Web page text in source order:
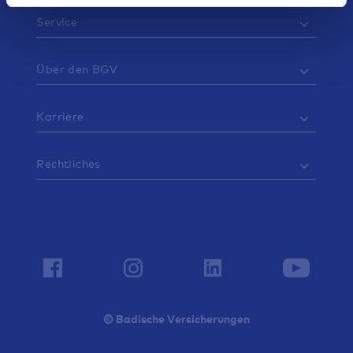
Service
Über den BGV
Karriere
Rechtliches
© Badische Versicherungen